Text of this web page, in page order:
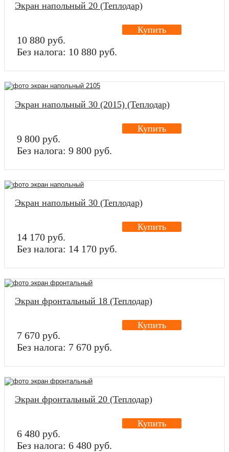
Экран напольный 20 (Теплодар)
10 880 руб.
Без налога: 10 880 руб.
Купить
Экран напольный 30 (2015) (Теплодар)
9 800 руб.
Без налога: 9 800 руб.
Купить
Экран напольный 30 (Теплодар)
14 170 руб.
Без налога: 14 170 руб.
Купить
Экран фронтальный 18 (Теплодар)
7 670 руб.
Без налога: 7 670 руб.
Купить
Экран фронтальный 20 (Теплодар)
6 480 руб.
Без налога: 6 480 руб.
Купить